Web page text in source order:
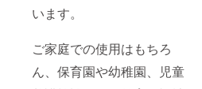
います。
ご家庭での使用はもちろ
ん、保育園や幼稚園、児童